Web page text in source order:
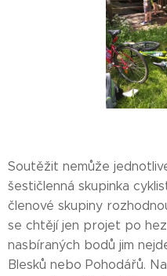
Soutěžit nemůže
šestičlenná skupinka
členové skupiny
se chtějí jen projet po
nasbíraných bodů jim
Blesků nebo Pohodářů.